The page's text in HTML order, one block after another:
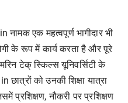
एक महत्वपूर्ण भागीदार भी
के रूप में कार्य करता है और पूरे
टेक् स्किल्स यूनिवर्सिटी के
को उनकी शिक्षा यात्रा
प्रशिक्षण, नौकरी पर प्रशिक्षण